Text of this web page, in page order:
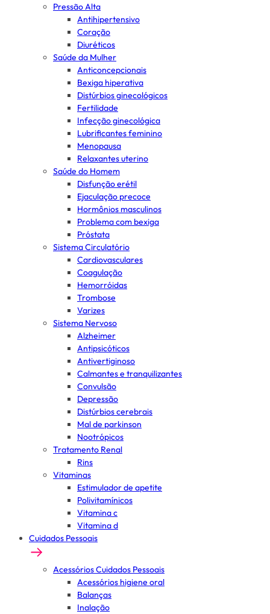
Pressão Alta
Antihipertensivo
Coração
Diuréticos
Saúde da Mulher
Anticoncepcionais
Bexiga hiperativa
Distúrbios ginecológicos
Fertilidade
Infecção ginecológica
Lubrificantes feminino
Menopausa
Relaxantes uterino
Saúde do Homem
Disfunção erétil
Ejaculação precoce
Hormônios masculinos
Problema com bexiga
Próstata
Sistema Circulatório
Cardiovasculares
Coagulação
Hemorróidas
Trombose
Varizes
Sistema Nervoso
Alzheimer
Antipsicóticos
Antivertiginoso
Calmantes e tranquilizantes
Convulsão
Depressão
Distúrbios cerebrais
Mal de parkinson
Nootrópicos
Tratamento Renal
Rins
Vitaminas
Estimulador de apetite
Polivitamínicos
Vitamina c
Vitamina d
Cuidados Pessoais
Acessórios Cuidados Pessoais
Acessórios higiene oral
Balanças
Inalação